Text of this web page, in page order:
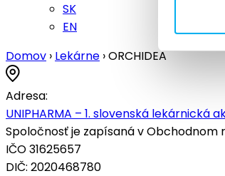
SK
EN
Domov › Lekárne ›ORCHIDEA
Adresa:
UNIPHARMA – 1. slovenská lekárnická
Spoločnosť je zapísaná v Obchodnom
IČO 31625657
DIČ: 2020468780